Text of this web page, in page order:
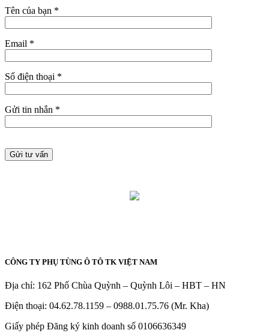
Tên của bạn *
Email *
Số điện thoại *
Gửi tin nhắn *
CÔNG TY PHỤ TÙNG Ô TÔ TK VIỆT NAM
Địa chỉ: 162 Phố Chùa Quỳnh – Quỳnh Lôi – HBT – HN
Điện thoại: 04.62.78.1159 – 0988.01.75.76 (Mr. Kha)
Giấy phép Đăng ký kinh doanh số 0106636349